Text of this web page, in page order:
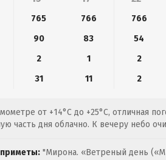
765 766 766
90 83 54
2 1 2
31 11 2
от +14°C до +25°C, отличная
часть дня облачно. К вечеру небо
"Мирона. «Ветреный день